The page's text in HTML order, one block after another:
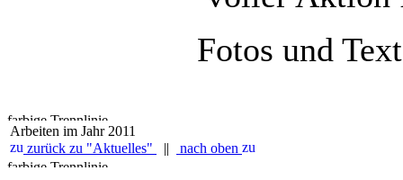
Fotos und
Arbeiten im Jahr 2011
zurück zu "Aktuelles"
|| nach oben